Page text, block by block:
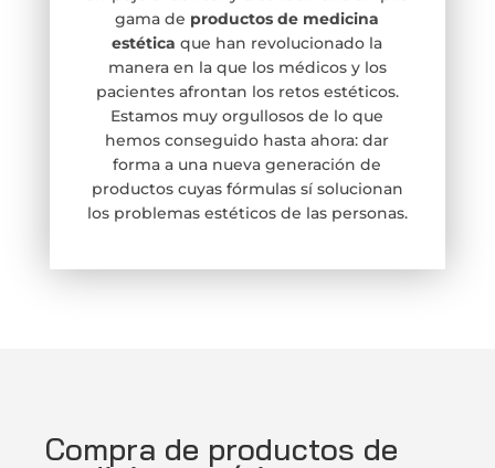
gama de productos de medicina
estética que han revolucionado la
manera en la que los médicos y los
pacientes afrontan los retos estéticos.
Estamos muy orgullosos de lo que
hemos conseguido hasta ahora: dar
forma a una nueva generación de
productos cuyas fórmulas sí solucionan
los problemas estéticos de las personas.
Compra de productos de